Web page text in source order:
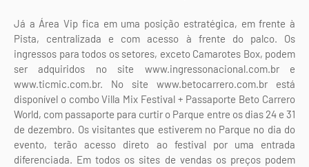
Já a Área Vip fica em uma posição estratégica, em frente à
Pista, centralizada e com acesso à frente do palco. Os
ingressos para todos os setores, exceto Camarotes Box, podem
ser adquiridos no site www.ingressonacional.com.br e
www.ticmic.com.br. No site www.betocarrero.com.br está
disponível o combo Villa Mix Festival + Passaporte Beto Carrero
World, com passaporte para curtir o Parque entre os dias 24 e 31
de dezembro. Os visitantes que estiverem no Parque no dia do
evento, terão acesso direto ao festival por uma entrada
diferenciada. Em todos os sites de vendas os preços podem